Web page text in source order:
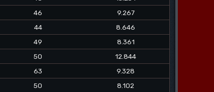
46
9.267
44
8.646
49
8.361
50
12.844
63
9.328
50
8.102